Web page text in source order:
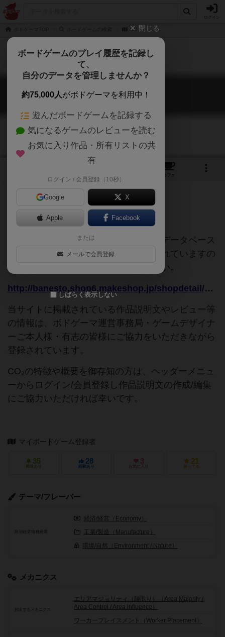
CO₂
CO₂
CO₂
カフェ
ご協力ください
このページは情報が不足しています。データベース
追加申請時に以下の参考URLが入力されていますの
で、よろしければこちらもご覧ください。
http://banesto.shop6.makeshop.jp/shopdetail/009002000348/
当サイトに掲載されている作品説明文やレビュー等
の情報は、ボドゲーマ運営事務局・ゲームデザイナ
ーご本人様・有志の皆様にご協力をいただきながら
登録されています。
CO₂の特徴や概要を御存知の方は、ヘッダーメニュ
ーからログイン/会員登録し作品説明文の作成/編集
にご協力いただければ幸いです。
マイボードゲーム登録者
35
興味あり
28
経験あり
3
お気に入り
21
持ってる
テーマ/フレーバー
政治経済/各種産業
経済/経営（Economy）
工業/製造（Manufacture）
環境/自然（Environment / Nature）
メカニクス
頻出するメカニクス
エリアマジョリティ（陣取り）（Area Majority /
Area Control / Area influence）
ワーカープレイスメント（Worker Placement）
閉じる
ボードゲームのプレイ履歴を記録し
て、
自分のデータを管理しませんか？
約75,000人がボドゲーマを利用中！
遊んだボードゲームを記録する
気になるゲームのレビューを読む
お気に入り作品・所有リストの共
有
ログイン / 会員登録（10秒）
Google X
Apple Facebook
または
メールで会員登録
しばらく表示しない